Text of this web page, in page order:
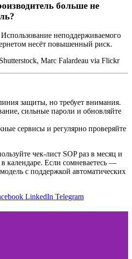
больше не
неподдерживаемого
несёт повышенный риск.
Marc Falardeau via Flickr
защиты, но требует внимания.
сильные пароли и обновляйте
сервисы и регулярно проверяйте
чек‑лист SOP раз в месяц и
календаре. Если сомневаетесь —
с поддержкой автоматических
LinkedIn Telegram